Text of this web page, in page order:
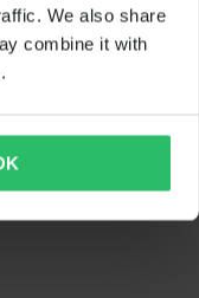
We also share
combine it with